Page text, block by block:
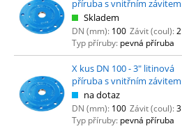
příruba s vnitřním závitem
Skladem
DN (mm): 100 Závit (coul):2
Typ příruby: pevná příruba
X kus DN 100 - 3" litinová
příruba s vnitřním závitem
na dotaz
DN (mm): 100 Závit (coul):3
Typ příruby: pevná příruba